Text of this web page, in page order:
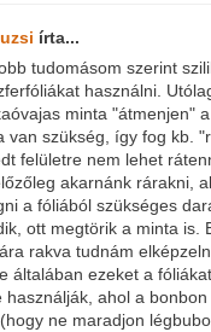
írta...
tudomásom szerint
használni.
minta "átmenjen"
van szükség, így fog kb.
felületre nem lehet
akarnánk rárakni,
a fóliából szükséges
ott megtörik a minta is.
rakva tudnám
általában ezeket a
használják, ahol a
ne maradjon